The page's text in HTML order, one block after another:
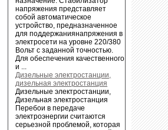
напряжения представляет
собой автоматическое
устройство, предназначенное
для поддержаниянапряжения в
электросети на уровне 220/380
Вольт с заданной точностью.
Для обеспечения качественного
и ...
Дизельные электростанции,
дизельная электростанция
Дизельные электростанции,
Дизельная электростанция
Перебои в передаче
электроэнергии считаются
серьезной проблемой, которая